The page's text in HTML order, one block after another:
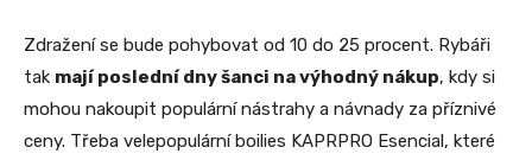
Zdražení se bude pohybovat od 10 do 25 procent. Rybáři
tak mají poslední dny šanci na výhodný nákup, kdy si
mohou nakoupit populární nástrahy a návnady za příznivé
ceny. Třeba velepopulární boilies KAPRPRO Esencial, které